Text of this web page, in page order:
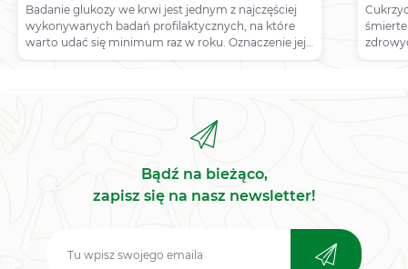
Normy, wskazania,
przygotowanie
Badanie glukozy we krwi jest jednym z najczęściej
wykonywanych badań profilaktycznych, na które
warto udać się minimum raz w roku. Oznaczenie jej
poziomu pozwala ocenić stopień metabolizmu
nadciśnieniu tętniczym, hiperlipidemii, a także
Bądź na bieżąco,
zapisz się na nasz newsletter!
Zapisz